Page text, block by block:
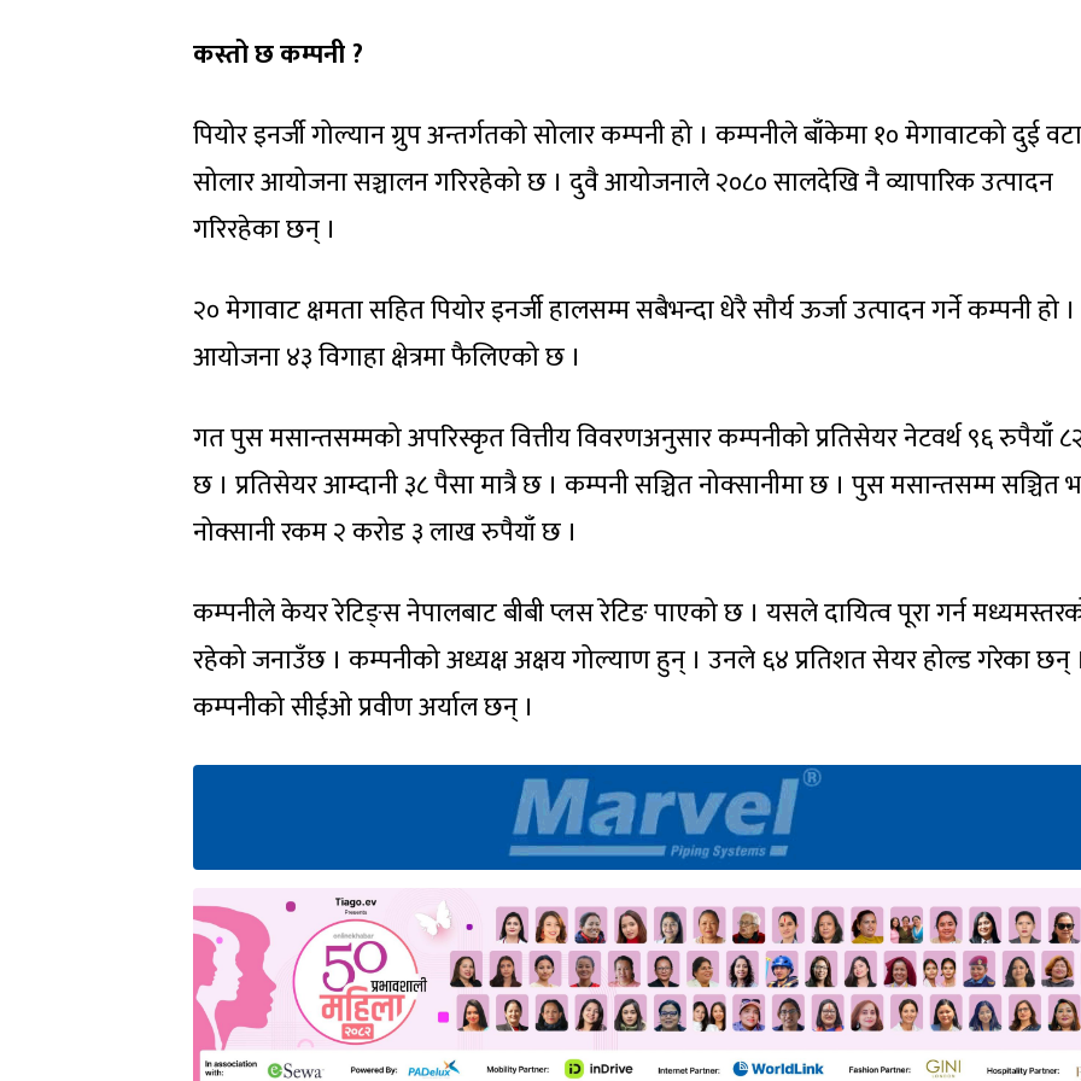
कस्तो छ कम्पनी ?
पियोर इनर्जी गोल्यान ग्रुप अन्तर्गतको सोलार कम्पनी हो । कम्पनीले बाँकेमा १० मेगावाटको दुई वटा
सोलार आयोजना सञ्चालन गरिरहेको छ । दुवै आयोजनाले २०८० सालदेखि नै व्यापारिक उत्पादन
गरिरहेका छन् ।
२० मेगावाट क्षमता सहित पियोर इनर्जी हालसम्म सबैभन्दा धेरै सौर्य ऊर्जा उत्पादन गर्ने कम्पनी हो ।
आयोजना ४३ विगाहा क्षेत्रमा फैलिएको छ ।
गत पुस मसान्तसम्मको अपरिस्कृत वित्तीय विवरणअनुसार कम्पनीको प्रतिसेयर नेटवर्थ ९६ रुपैयाँ
छ । प्रतिसेयर आम्दानी ३८ पैसा मात्रै छ । कम्पनी सञ्चित नोक्सानीमा छ । पुस मसान्तसम्म सञ्चित
नोक्सानी रकम २ करोड ३ लाख रुपैयाँ छ ।
कम्पनीले केयर रेटिङ्स नेपालबाट बीबी प्लस रेटिङ पाएको छ । यसले दायित्व पूरा गर्न
रहेको जनाउँछ । कम्पनीको अध्यक्ष अक्षय गोल्याण हुन् । उनले ६४ प्रतिशत सेयर होल्ड गरेका छन् ।
कम्पनीको सीईओ प्रवीण अर्याल छन् ।